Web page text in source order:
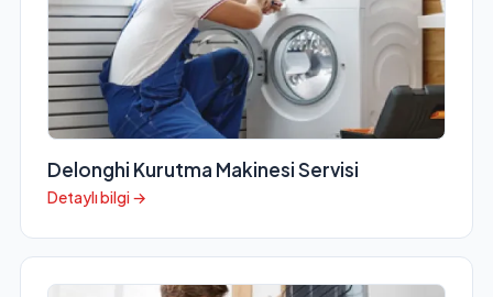
Delonghi Kurutma Makinesi Servisi
Detaylı bilgi →